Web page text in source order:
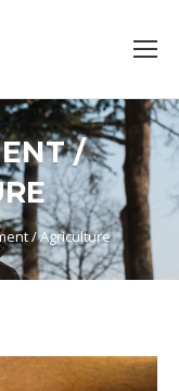
/
/ Agriculture